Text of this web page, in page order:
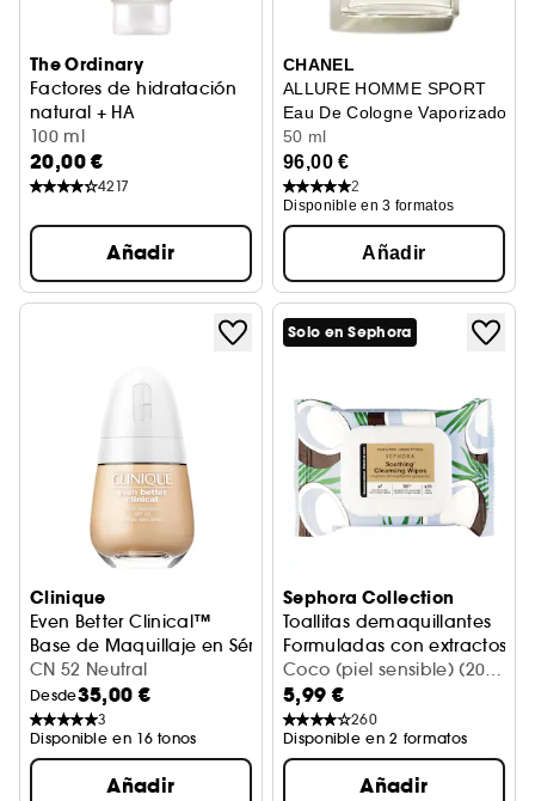
The Ordinary
Factores de hidratación
natural + HA
Fórmula hidratante
100 ml
20,00 €
4217
Añadir
CHANEL
ALLURE HOMME SPORT
Eau De Cologne Vaporizador
50 ml
96,00 €
2
Disponible en 3 formatos
Añadir
Clinique
Even Better Clinical™
Base de Maquillaje en Sérum SPF20
CN 52 Neutral
Desde35,00 €
3
Disponible en 16 tonos
Añadir
Solo en Sephora
Sephora Collection
Toallitas demaquillantes
Formuladas con extractos
Coco (piel sensible) (20
piezas)
5,99 €
260
Disponible en 2 formatos
Añadir